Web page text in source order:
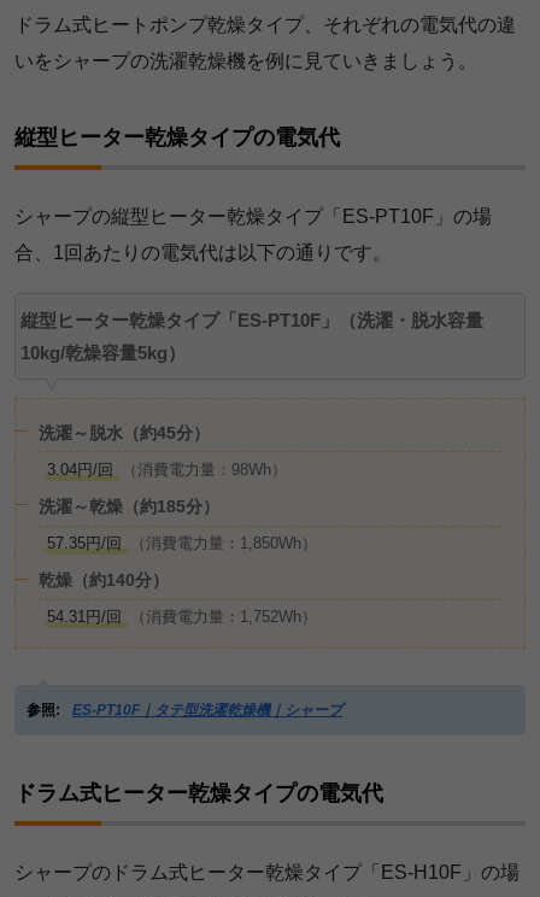
ドラム式ヒートポンプ乾燥タイプ、それぞれの電気代の違
いをシャープの洗濯乾燥機を例に見ていきましょう。
縦型ヒーター乾燥タイプの電気代
シャープの縦型ヒーター乾燥タイプ「ES-PT10F」の場
合、1回あたりの電気代は以下の通りです。
縦型ヒーター乾燥タイプ「ES-PT10F」（洗濯・脱水容量
10kg/乾燥容量5kg）
洗濯～脱水（約45分）
3.04円/回 （消費電力量：98Wh）
洗濯～乾燥（約185分）
57.35円/回 （消費電力量：1,850Wh）
乾燥（約140分）
54.31円/回 （消費電力量：1,752Wh）
参照: ES-PT10F｜タテ型洗濯乾燥機｜シャープ
ドラム式ヒーター乾燥タイプの電気代
シャープのドラム式ヒーター乾燥タイプ「ES-H10F」の場